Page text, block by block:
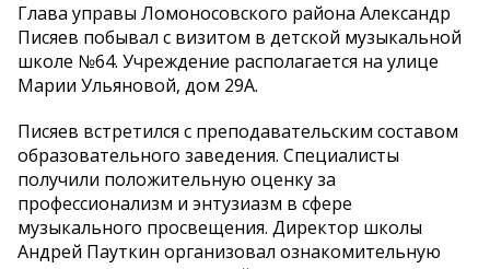
Глава управы Ломоносовского района Александр
Писяев побывал с визитом в детской музыкальной
школе №64. Учреждение располагается на улице
Марии Ульяновой, дом 29А.
Писяев встретился с преподавательским составом
образовательного заведения. Специалисты
получили положительную оценку за
профессионализм и энтузиазм в сфере
музыкального просвещения. Директор школы
Андрей Пауткин организовал ознакомительную